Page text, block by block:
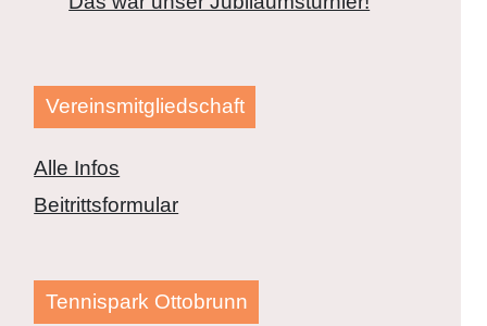
Vereinsmitgliedschaft
Alle Infos
Beitrittsformular
Tennispark Ottobrunn